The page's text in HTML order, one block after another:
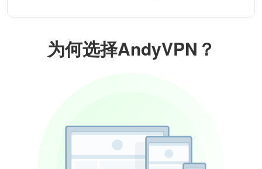
为何选择AndyVPN？